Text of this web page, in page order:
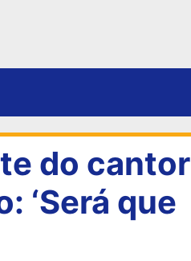
do cantor
‘Será que